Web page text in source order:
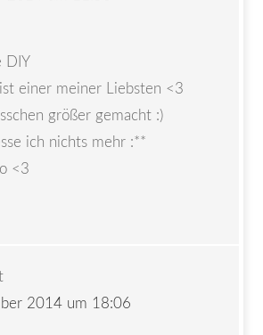
DIY
einer meiner Liebsten <3
größer gemacht :)
ich nichts mehr :**
<3
2014 um 18:06